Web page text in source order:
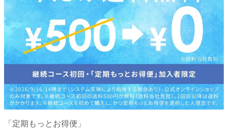
「定期もっとお得便」